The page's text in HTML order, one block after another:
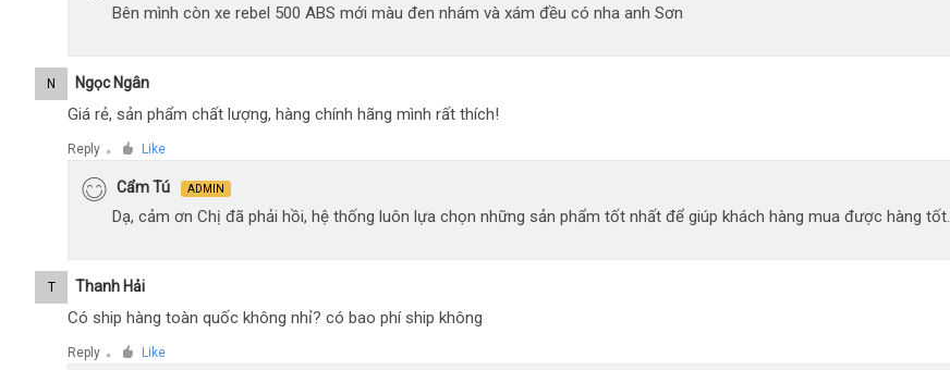
Bên mình còn xe rebel 500 ABS mới màu đen nhám và xám đều có nha anh Sơn
N Ngọc Ngân
Giá rẻ, sản phẩm chất lượng, hàng chính hãng mình rất thích!
Reply ● Like
Cẩm Tú ADMIN
Dạ, cảm ơn Chị đã phải hồi, hệ thống luôn lựa chọn những sản phẩm tốt nhất để giúp khách hàng mua được hàng tốt.
T Thanh Hải
Có ship hàng toàn quốc không nhỉ? có bao phí ship không
Reply ● Like